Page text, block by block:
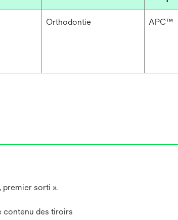
Orthodontie APC™
sorti ».
contenu des tiroirs